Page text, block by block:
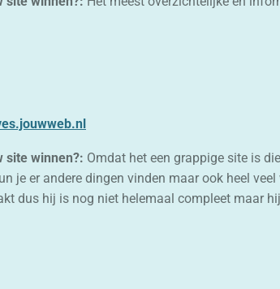
site winnen?: Omdat het een grappige site is
je er andere dingen vinden maar ook heel
dus hij is nog niet helemaal compleet maar